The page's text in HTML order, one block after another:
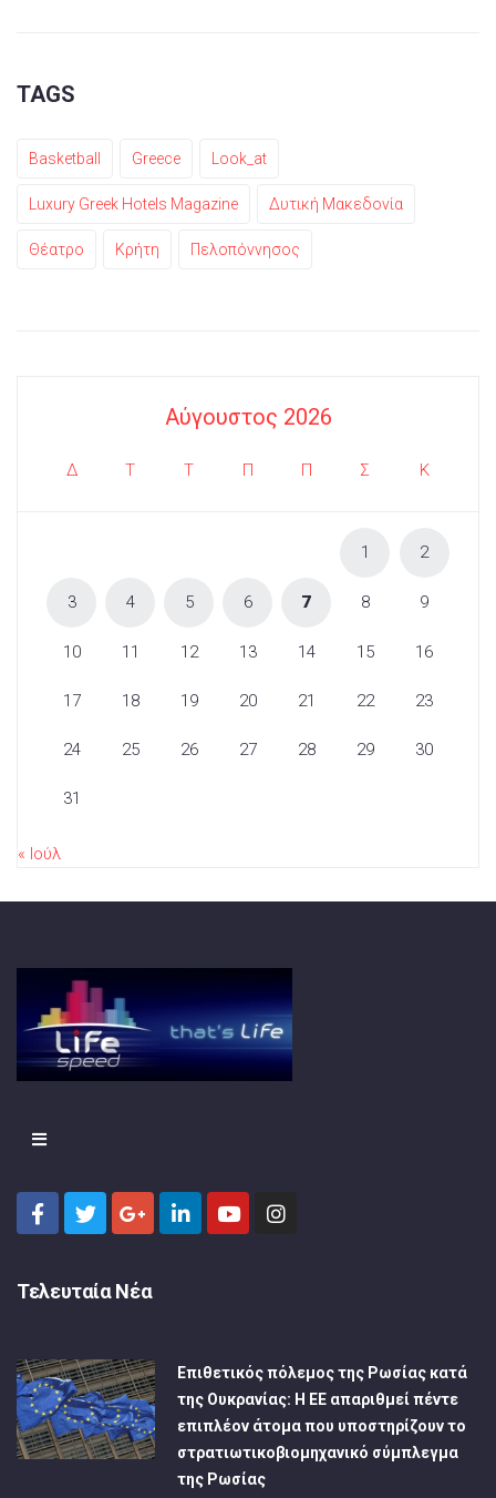
TAGS
Basketball Greece Look_at
Luxury Greek Hotels Magazine Δυτική Μακεδονία
Θέατρο Κρήτη Πελοπόννησος
Αύγουστος 2026
Δ Τ Τ Π Π Σ Κ
1 2
3 4 5 6 7 8 9
10 11 12 13 14 15 16
17 18 19 20 21 22 23
24 25 26 27 28 29 30
31
« Ιούλ
Τελευταία Νέα
Επιθετικός πόλεμος της Ρωσίας κατά
της Ουκρανίας: Η ΕΕ απαριθμεί πέντε
επιπλέον άτομα που υποστηρίζουν το
στρατιωτικοβιομηχανικό σύμπλεγμα
της Ρωσίας